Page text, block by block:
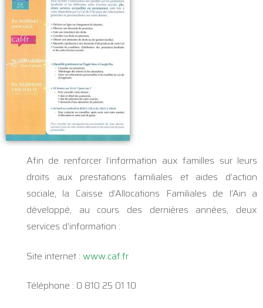
Afin de renforcer l’information aux familles sur leurs
droits aux prestations familiales et aides d’action
sociale, la Caisse d’Allocations Familiales de l’Ain a
développé, au cours des dernières années, deux
services d’information :
Site internet : www.caf.fr
Téléphone : 0 810 25 01 10